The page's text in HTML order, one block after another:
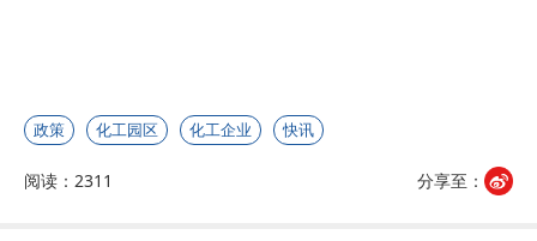
政策 化工园区 化工企业 快讯
阅读：2311 分享至：